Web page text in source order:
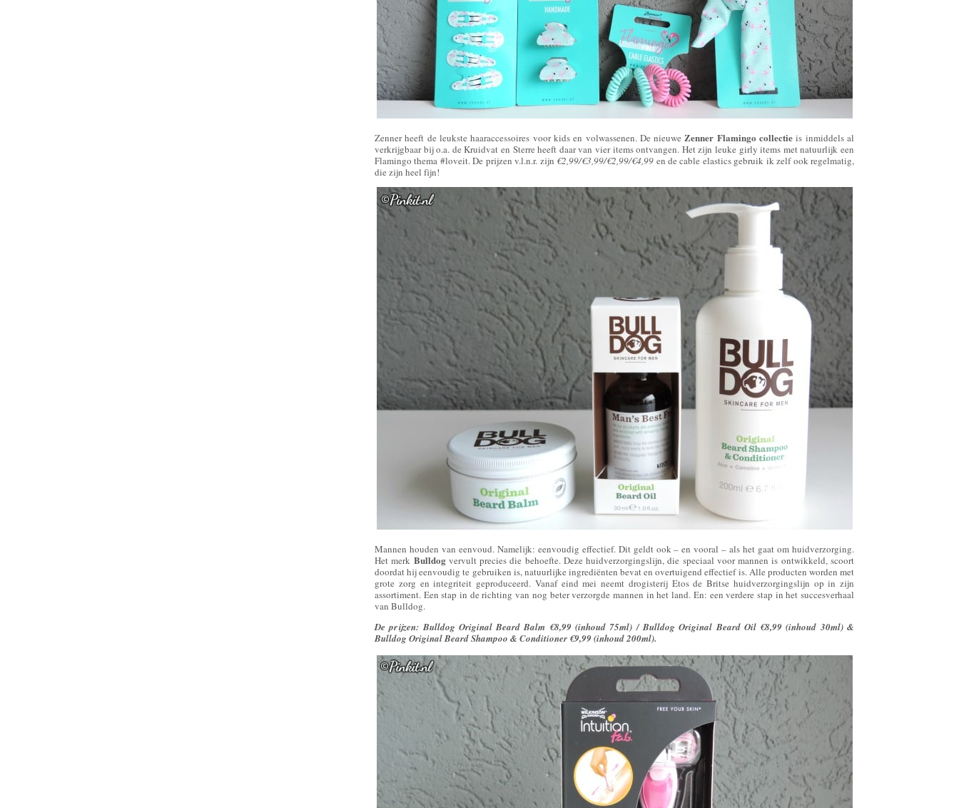
Zenner heeft de leukste haaraccessoires voor kids en volwassenen. De nieuweZenner Flamingo collectie is inmiddels al
verkrijgbaar bij o.a. de Kruidvat en Sterre heeft daar van vier items ontvangen. Het zijn leuke girly items met natuurlijk een
Flamingo thema #loveit. De prijzen v.l.n.r. zijn €2,99/€3,99/€2,99/€4,99 en de cable elastics gebruik ik zelf ook regelmatig,
die zijn heel fijn!
Mannen houden van eenvoud. Namelijk: eenvoudig effectief. Dit geldt ook – en vooral – als het gaat om huidverzorging.
Het merk Bulldogvervult precies die behoefte. Deze huidverzorgingslijn, die speciaal voor mannen is ontwikkeld, scoort
doordat hij eenvoudig te gebruiken is, natuurlijke ingrediënten bevat en overtuigend effectief is. Alle producten worden met
grote zorg en integriteit geproduceerd. Vanaf eind mei neemt drogisterij Etos de Britse huidverzorgingslijn op in zijn
assortiment. Een stap in de richting van nog beter verzorgde mannen in het land. En: een verdere stap in het succesverhaal
van Bulldog.
De prijzen: Bulldog Original Beard Balm €8,99 (inhoud 75ml) / Bulldog Original Beard Oil €8,99 (inhoud 30ml) &
Bulldog Original Beard Shampoo & Conditioner €9,99 (inhoud 200ml).